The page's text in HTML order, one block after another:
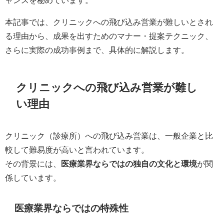
本記事では、クリニックへの飛び込み営業が難しいとされ
る理由から、成果を出すためのマナー・提案テクニック、
さらに実際の成功事例まで、具体的に解説します。
クリニックへの飛び込み営業が難し
い理由
クリニック（診療所）への飛び込み営業は、一般企業と比
較して難易度が高いと言われています。
その背景には、
医療業界ならではの独自の文化と環境が関
係しています。
医療業界ならではの特殊性